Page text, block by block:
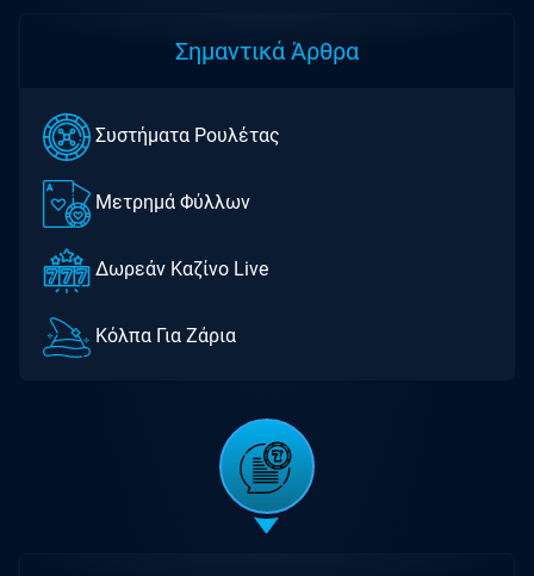
Σημαντικά Άρθρα
Συστήματα Ρουλέτας
Μετρημά Φύλλων
Δωρεάν Καζίνο Live
Kόλπα Για Ζάρια